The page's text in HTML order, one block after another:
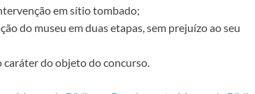
em sítio tombado;
do museu em duas etapas, sem prejuízo ao seu
do objeto do concurso.